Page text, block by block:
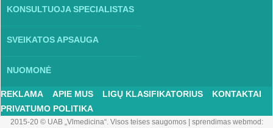
KONSULTUOJA SPECIALISTAS
SVEIKATOS APSAUGA
NUOMONĖ
REKLAMA APIE MUS LIGŲ KLASIFIKATORIUS
KONTAKTAI
PRIVATUMO POLITIKA
2015-20 © UAB „Vlmedicina“. Visos teises saugomos| sprendimas webmod: